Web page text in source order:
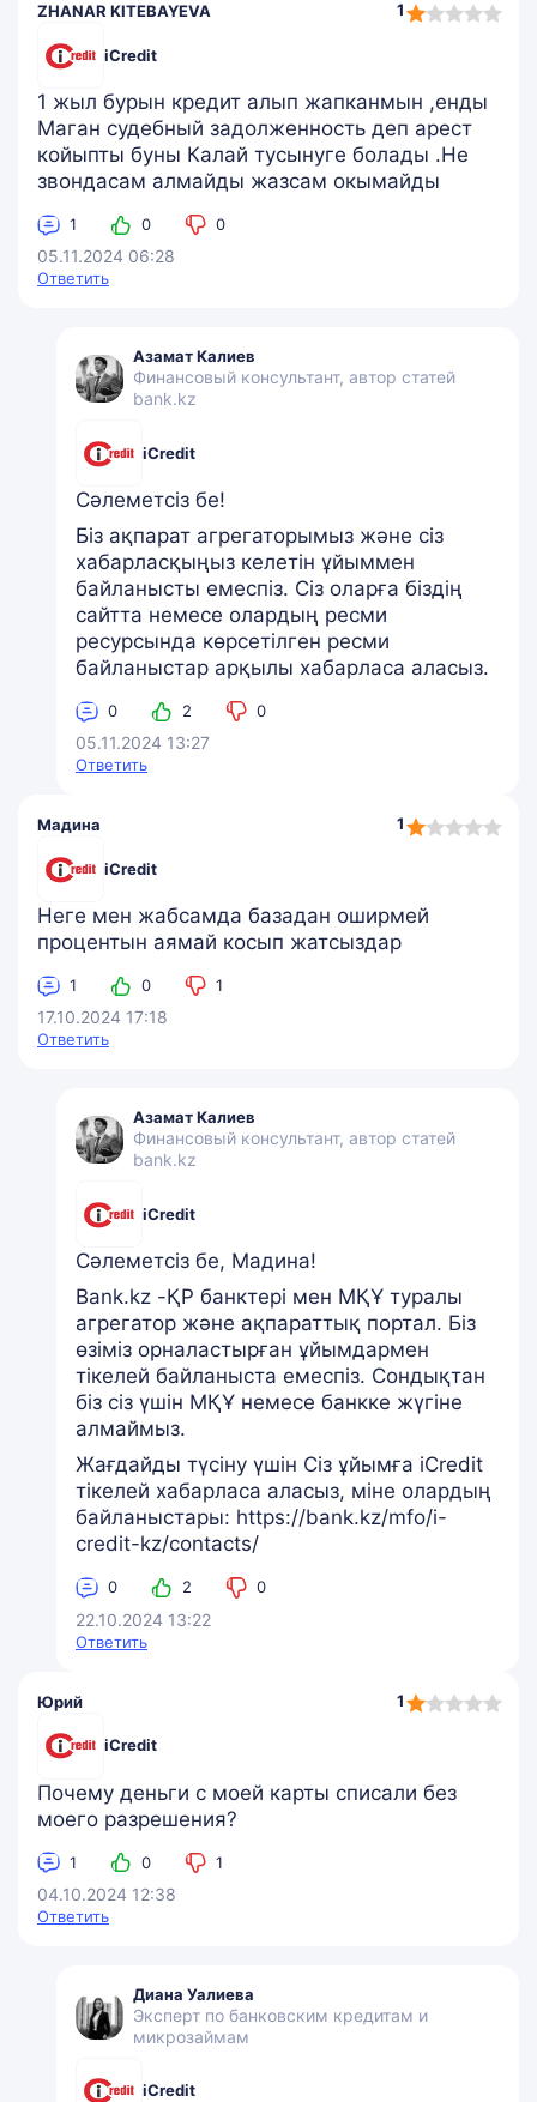
ZHANAR KITEBAYEVA
iCredit
1
1,0
1 жыл бурын кредит алып жапканмын ,енды
Маган судебный задолженность деп арест
койыпты буны Калай тусынуге болады .Не
звондасам алмайды жазсам окымайды
1 0 0
05.11.2024 06:28
Ответить
Азамат Калиев
Финансовый консультант, автор статей
bank.kz
iCredit
Сәлеметсіз бе!
Біз ақпарат агрегаторымыз және сіз
хабарласқыңыз келетін ұйыммен
байланысты емеспіз. Сіз оларға біздің
сайтта немесе олардың ресми
ресурсында көрсетілген ресми
байланыстар арқылы хабарласа аласыз.
0 2 0
05.11.2024 13:27
Ответить
Мадина
iCredit
1
1,0
Неге мен жабсамда базадан оширмей
процентын аямай косып жатсыздар
1 0 1
17.10.2024 17:18
Ответить
Азамат Калиев
Финансовый консультант, автор статей
bank.kz
iCredit
Сәлеметсіз бе, Мадина!
Bank.kz -ҚР банктері мен МҚҰ туралы
агрегатор және ақпараттық портал. Біз
өзіміз орналастырған ұйымдармен
тікелей байланыста емеспіз. Сондықтан
біз сіз үшін МҚҰ немесе банкке жүгіне
алмаймыз.
Жағдайды түсіну үшін Сіз ұйымға iCredit
тікелей хабарласа аласыз, міне олардың
байланыстары: https://bank.kz/mfo/i-
credit-kz/contacts/
0 2 0
22.10.2024 13:22
Ответить
Юрий
iCredit
1
1,0
Почему деньги с моей карты списали без
моего разрешения?
1 0 1
04.10.2024 12:38
Ответить
Диана Уалиева
Эксперт по банковским кредитам и
микрозаймам
iCredit